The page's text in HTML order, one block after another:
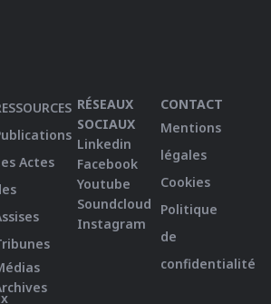
Actes
RÉSEAUX
SOCIAUX
Linkedin
Facebook
Youtube
Soundcloud
Instagram
CONTACT
Mentions
légales
Cookies
Politique
de
confidentialité